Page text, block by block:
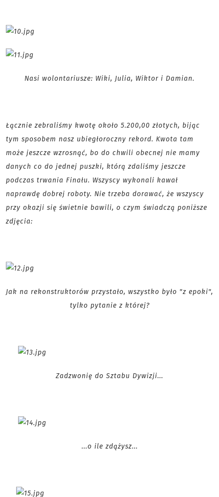
Nasi wolontariusze: Wiki, Julia, Wiktor i Damian.
Łącznie zebraliśmy kwotę około 5.200,00 złotych, bijąc
tym sposobem nasz ubiegłoroczny rekord. Kwota tam
może jeszcze wzrosnąć, bo do chwili obecnej nie mamy
danych co do jednej puszki, którą zdaliśmy jeszcze
podczas trwania Finału. Wszyscy wykonali kawał
naprawdę dobrej roboty. Nie trzeba dorawać, że wszyscy
przy okazji się świetnie bawili, o czym świadczą poniższe
zdjęcia:
Jak na rekonstruktorów przystało, wszystko było "z epoki",
tylko pytanie z której?
Zadzwonię do Sztabu Dywizji...
...o ile zdążysz...